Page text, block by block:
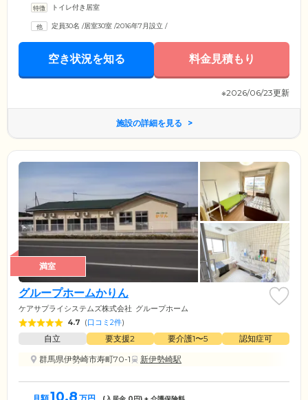
快適に移動していただけます。また、建物の玄関口には緩やかなスロー
者様がお住まいになる居室は、全30室の個室をご用意。プライバシーの
保たれた空間で、必要なサービスを選択しながら生活していただけま
トイレ付き居室
定員30名 /居室30室 /2016年7月設立 /
空き状況を知る 料金見積もり
※2026/06/23更新
施設の詳細を見る
満室
グループホームかりん
ケアサプライシステムズ株式会社 グループホーム
4.7 (口コミ2件)
自立 要支援2 要介護1〜5
認知症可
群馬県伊勢崎市寿町70-1
新伊勢崎駅